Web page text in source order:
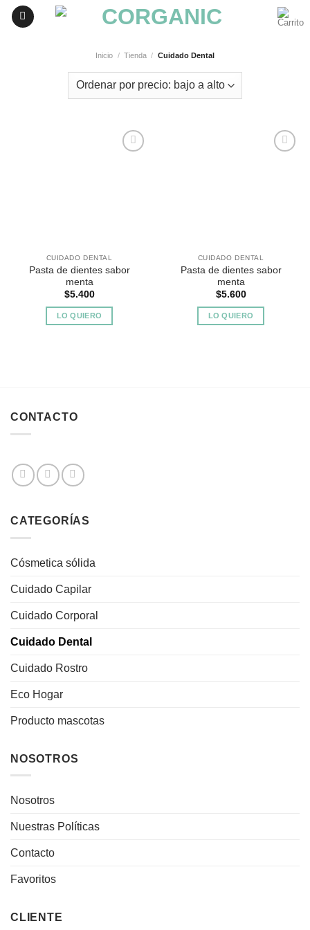
Skip
Inicio / Tienda / Cuidado Dental
CUIDADO DENTAL
Pasta de dientes sabor
menta
$5.400
LO QUIERO
CUIDADO DENTAL
Pasta de dientes sabor
menta
$5.600
LO QUIERO
CONTACTO
CATEGORÍAS
Cósmetica sólida
Cuidado Capilar
Cuidado Corporal
Cuidado Dental
Cuidado Rostro
Eco Hogar
Producto mascotas
NOSOTROS
Nosotros
Nuestras Políticas
Contacto
Favoritos
CLIENTE